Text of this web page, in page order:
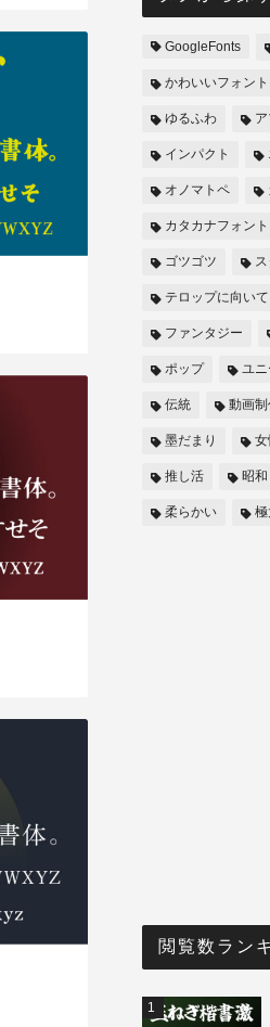
GoogleFonts
かわいいフォント
ゆるふわ
インパクト
オノマトペ
カタカナフォント
ゴツゴツ
テロップに向い
ファンタジー
ポップ ユニ
伝統 動画制
墨だまり 女
推し活 昭和
柔らかい 極
閲覧数ラン
1